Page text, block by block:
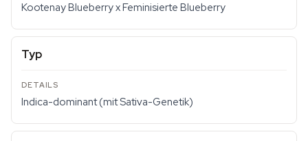
Kootenay Blueberry x Feminisierte Blueberry
Typ
Indica-dominant (mit Sativa-Genetik)